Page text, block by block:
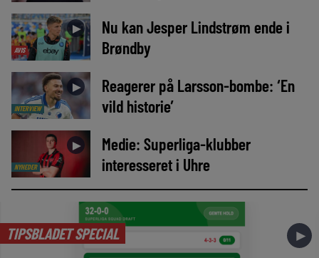
AVIS
►
Nu kan Jesper Lindstrøm ende i
Brøndby
INTERVIEW
►
Reagerer på Larsson-bombe: ‘En
vild historie’
NYHEDER
►
Medie: Superliga-klubber
interesseret i Uhre
TIPSBLADET SPECIAL ►